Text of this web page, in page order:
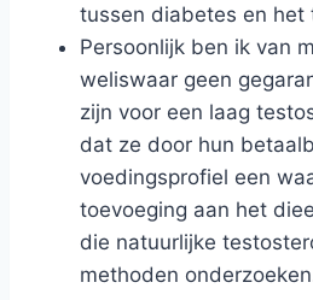
tussen diabetes en het
Persoonlijk ben ik van
weliswaar geen
zijn voor een laag
dat ze door hun
voedingsprofiel een
toevoeging aan het
die natuurlijke
methoden